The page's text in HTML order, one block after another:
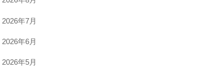
2026年7月
2026年6月
2026年5月